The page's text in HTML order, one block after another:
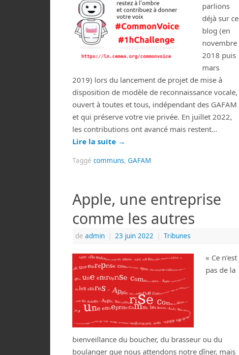
parlions
déjà sur ce
blog (en
novembre
2018 puis
mars
2019) lors du lancement de projet de mise à
disposition de modèle de reconnaissance vocale,
ouvert à toutes et tous, indépendant des GAFAM
et qui préserve votre vie privée. En juillet 2022,
les contributions ont avancé mais restent…
Lire la suite →
Taggé communs, GAFAM
Apple, une entreprise
comme les autres
de admin | 23 juin 2022 | Tribunes
« Ce n’est
pas de la
bienveillance du boucher, du brasseur ou du
boulanger que nous attendons notre dîner, mais